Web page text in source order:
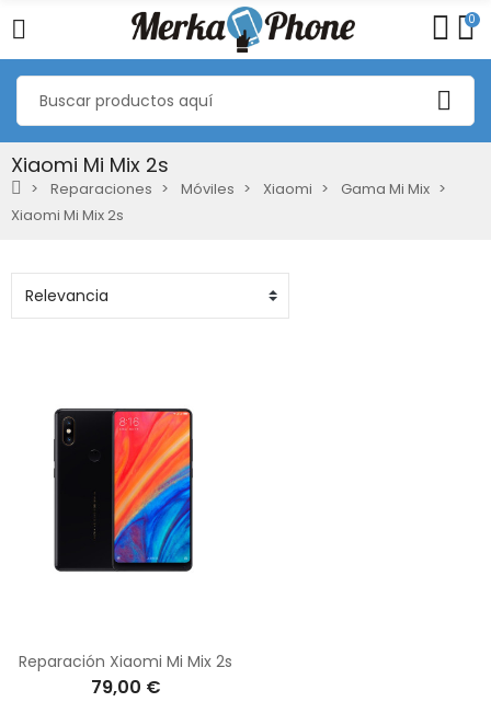
0
Xiaomi Mi Mix 2s
Reparaciones Móviles Xiaomi
Gama Mi Mix
Xiaomi Mi Mix 2s
Reparación Xiaomi Mi Mix 2s
79,00 €